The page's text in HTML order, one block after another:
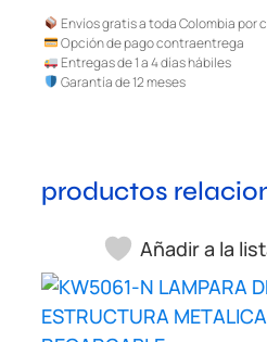
Envíos gratis a toda Colombia por
Opción de pago contraentrega
Entregas de 1 a 4 días hábiles
Garantía de 12 meses
productos
Añadir a la